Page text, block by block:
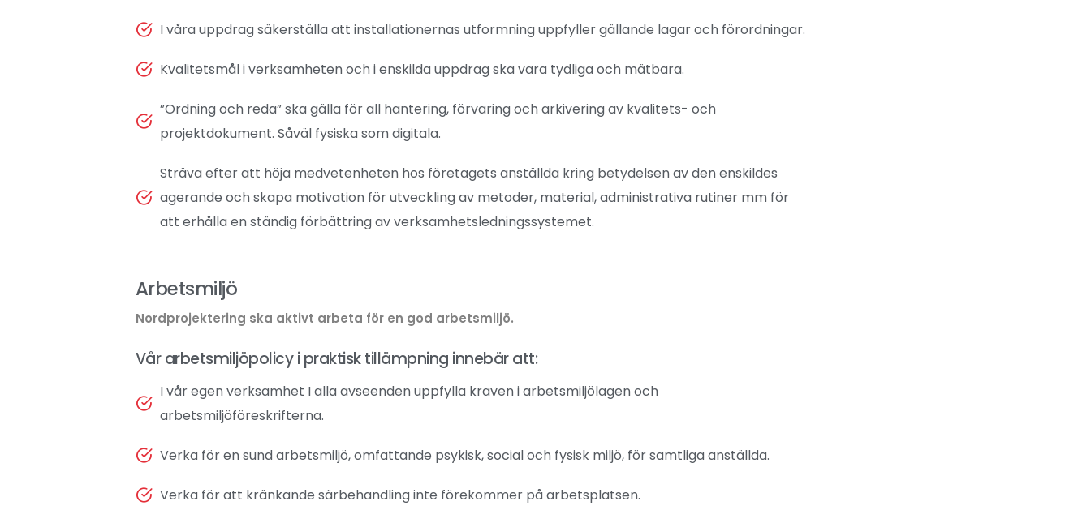
I våra uppdrag säkerställa att installationernas utformning uppfyller gällande lagar och förordningar.
Kvalitetsmål i verksamheten och i enskilda uppdrag ska vara tydliga och mätbara.
”Ordning och reda” ska gälla för all hantering, förvaring och arkivering av kvalitets- och
projektdokument. Såväl fysiska som digitala.
Sträva efter att höja medvetenheten hos företagets anställda kring betydelsen av den enskildes
agerande och skapa motivation för utveckling av metoder, material, administrativa rutiner mm för
att erhålla en ständig förbättring av verksamhetsledningssystemet.
Arbetsmiljö
Nordprojektering ska aktivt arbeta för en god arbetsmiljö.
Vår arbetsmiljöpolicy i praktisk tillämpning innebär att:
I vår egen verksamhet I alla avseenden uppfylla kraven i arbetsmiljölagen och
arbetsmiljöföreskrifterna.
Verka för en sund arbetsmiljö, omfattande psykisk, social och fysisk miljö, för samtliga anställda.
Verka för att kränkande särbehandling inte förekommer på arbetsplatsen.